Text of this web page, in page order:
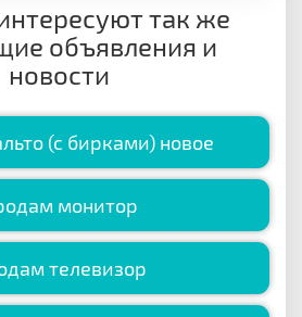
так же
объявления и
новости
(с бирками) новое
монитор
телевизор